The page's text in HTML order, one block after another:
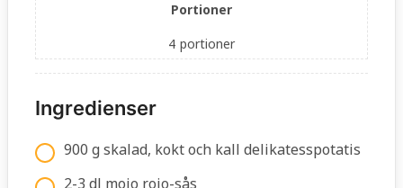
Portioner
4 portioner
Ingredienser
900 g skalad, kokt och kall delikatesspotatis
2-3 dl mojo rojo-sås